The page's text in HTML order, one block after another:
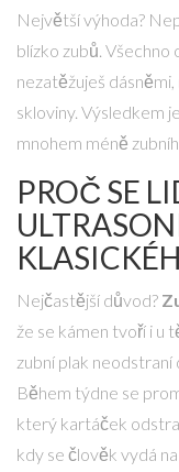
Největší výhoda?
blízko zubů. Všechno
nezatěžuješ
skloviny. Výsledkem
mnohem méně
PROČ SE
Nejčastější důvod?
že se kámen tvoří i u
zubní plak neodstraní
Během týdne se
který kartáček
kdy se člověk vydá